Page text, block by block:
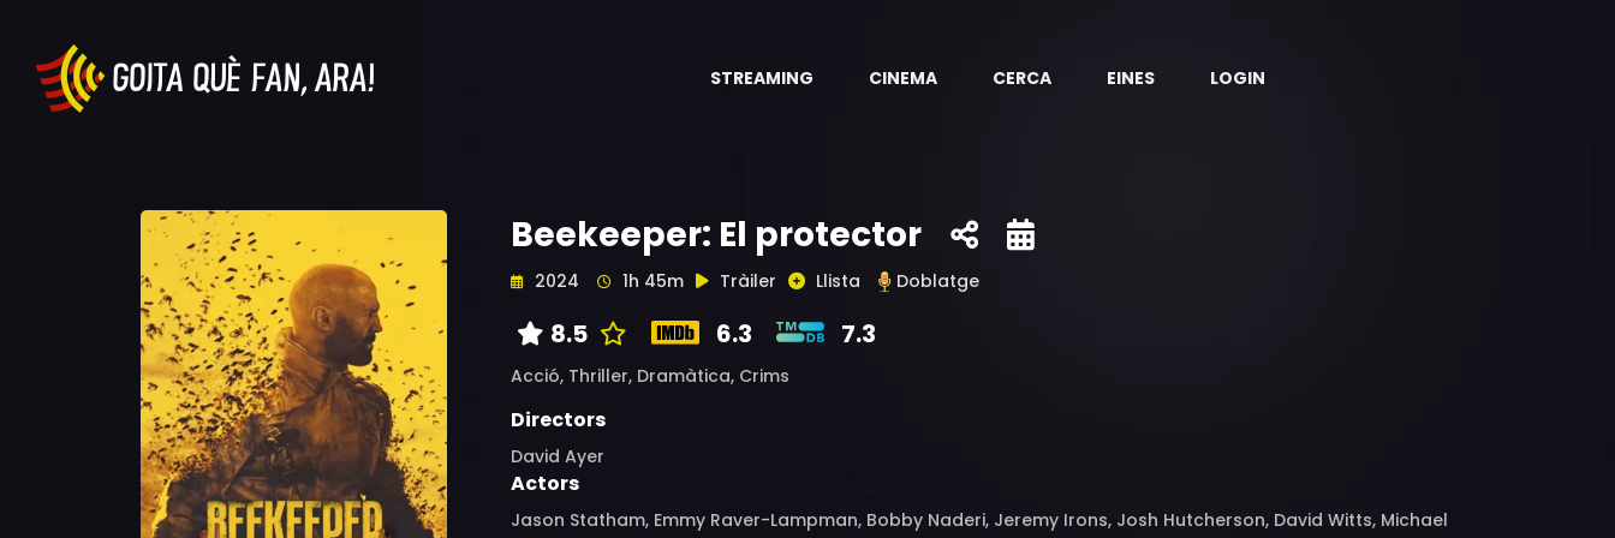
STREAMING CINEMA CERCA EINES LOGIN
Beekeeper: El protector
2024 1h 45m Tràiler Llista Doblatge
8.5 6.3 7.3
Acció, Thriller, Dramàtica, Crims
Directors
David Ayer
Actors
Jason Statham, Emmy Raver-Lampman, Bobby Naderi, Jeremy Irons, Josh Hutcherson, David Witts, Michael